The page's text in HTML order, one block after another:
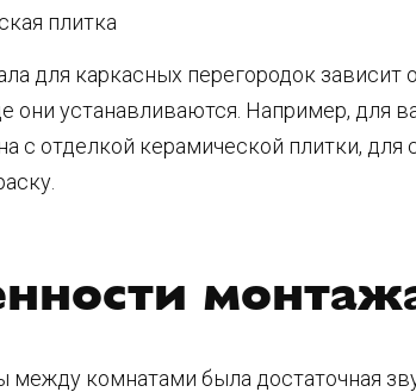
плитка
для каркасных перегородок зависит
они устанавливаются. Например, для
с отделкой керамической плитки,
между комнатами была достаточная